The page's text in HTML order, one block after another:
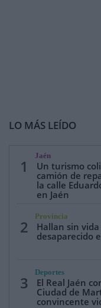
LO MÁS LEÍDO
1
Jaén
Un turismo
camión de
la calle
en Jaén
2
Provincia
Hallan sin
desaparecido
3
Deportes
El Real Jaén
Ciudad de
convincente